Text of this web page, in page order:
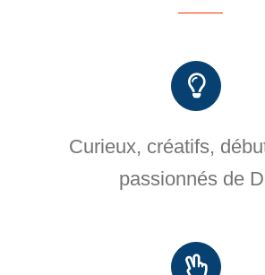
Curieux, créatifs,
passionnés de